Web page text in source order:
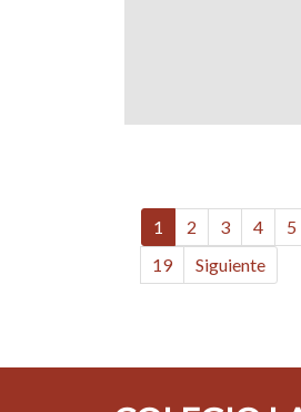
1 2 3 4 5
19
Siguiente